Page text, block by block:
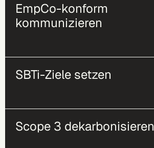
EmpCo-konform
kommunizieren
SBTi-Ziele setzen
Scope 3 dekarbonisieren